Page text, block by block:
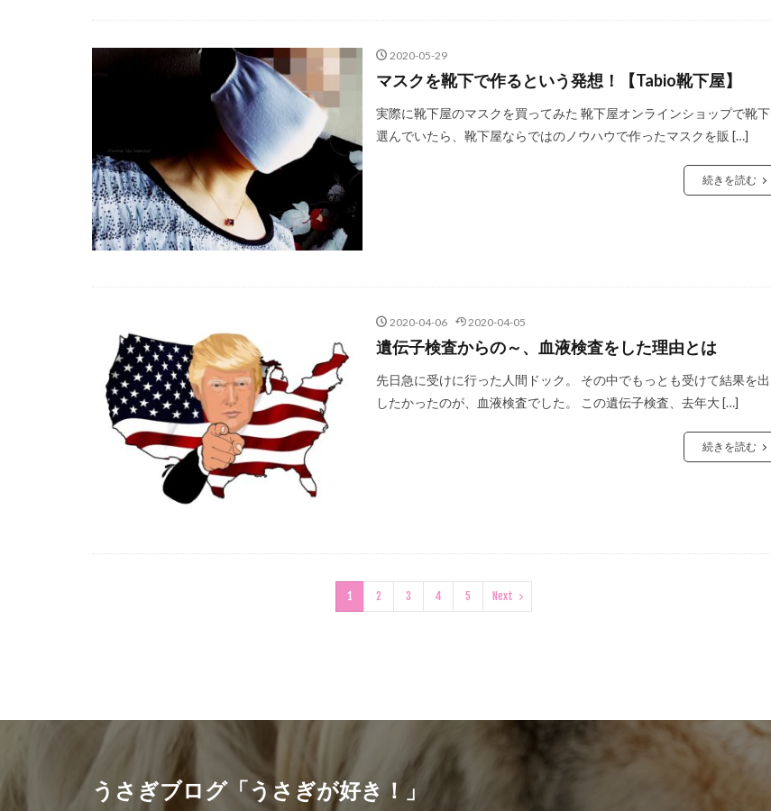
2020-05-29
マスクを靴下で作るという発想！【Tabio靴下屋】
実際に靴下屋のマスクを買ってみた 靴下屋オンラインショップで靴下
選んでいたら、靴下屋ならではのノウハウで作ったマスクを販 […]
続きを読む
2020-04-06 2020-04-05
遺伝子検査からの～、血液検査をした理由とは
先日急に受けに行った人間ドック。 その中でもっとも受けて結果を出
したかったのが、血液検査でした。 この遺伝子検査、去年大 […]
続きを読む
1 2 3 4 5 Next
うさぎブログ「うさぎが好き！」